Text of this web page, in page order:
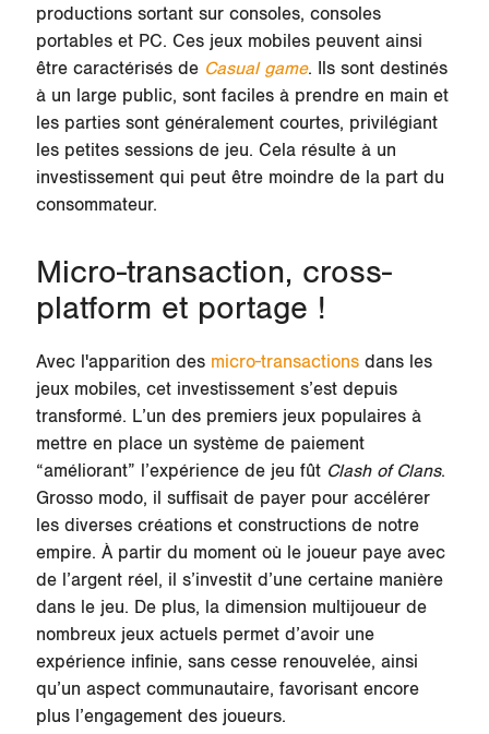
productions sortant sur consoles, consoles
portables et PC. Ces jeux mobiles peuvent ainsi
être caractérisés de Casual game. Ils sont destinés
à un large public, sont faciles à prendre en main et
les parties sont généralement courtes, privilégiant
les petites sessions de jeu. Cela résulte à un
investissement qui peut être moindre de la part du
consommateur.
Micro-transaction, cross-
platform et portage !
Avec l'apparition des micro-transactionsdans les
jeux mobiles, cet investissement s’est depuis
transformé. L’un des premiers jeux populaires à
mettre en place un système de paiement
“améliorant” l’expérience de jeu fût Clash of Clans.
Grosso modo, il suffisait de payer pour accélérer
les diverses créations et constructions de notre
empire. À partir du moment où le joueur paye avec
de l’argent réel, il s’investit d’une certaine manière
dans le jeu. De plus, la dimension multijoueur de
nombreux jeux actuels permet d’avoir une
expérience infinie, sans cesse renouvelée, ainsi
qu’un aspect communautaire, favorisant encore
plus l’engagement des joueurs.